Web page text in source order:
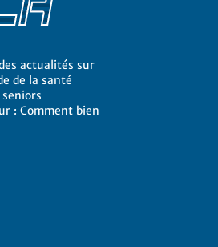
actualités sur
de la santé
: Comment bien